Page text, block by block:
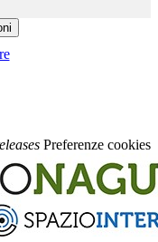
Preferenze cookies